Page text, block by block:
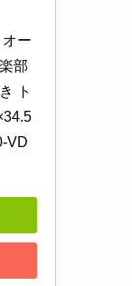
ー
部
ト
VD